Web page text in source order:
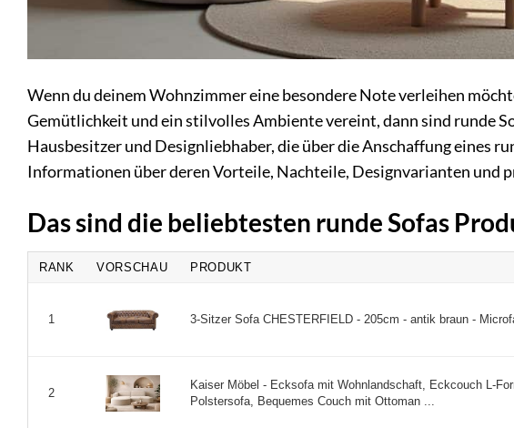
Wenn du deinem Wohnzimmer eine besondere Note verleihen
Gemütlichkeit und ein stilvolles Ambiente vereint, dann sind runde
Hausbesitzer und Designliebhaber, die über die Anschaffung eines
Informationen über deren Vorteile, Nachteile, Designvarianten und
Das sind die beliebtesten runde Sofas
RANK VORSCHAU PRODUKT
1 3-Sitzer Sofa CHESTERFIELD - 205cm - antik braun -
2
Kaiser Möbel - Ecksofa mit Wohnlandschaft, Eckcouch L-
Polstersofa, Bequemes Couch mit Ottoman ...